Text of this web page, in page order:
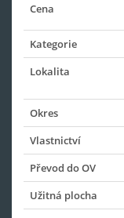
Cena
Kategorie
Lokalita
Okres
Vlastnictví
Převod do OV
Užitná plocha